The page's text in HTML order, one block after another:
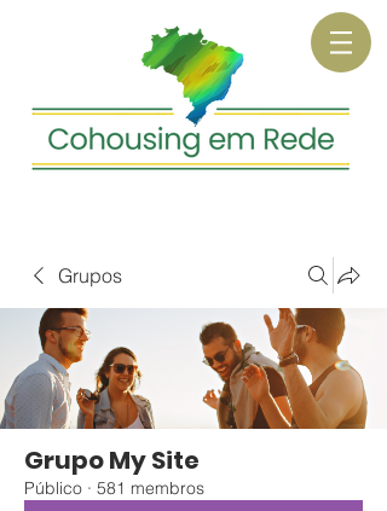
Grupos
Grupo My Site
Público · 581 membros